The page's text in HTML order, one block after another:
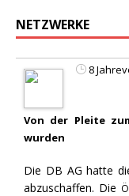
NETZWERKE
8
Von der Pleite
wurden
Die DB AG hatte
abzuschaffen. Die